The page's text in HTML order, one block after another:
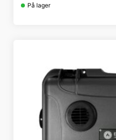
På lager